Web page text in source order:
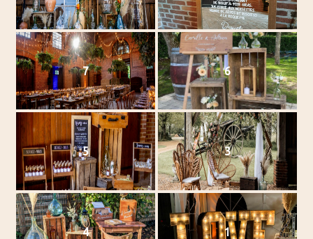
7 6
5 3
4 1